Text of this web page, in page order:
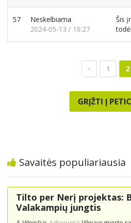
57
Neskelbiama
2024-05-13 / 16:27
Šis
1 2
GRĮŽTI Į
Savaitės populiariausia
Tilto per Nerį projektas:
Valakampių jungtis